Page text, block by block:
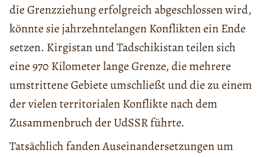
die Grenzziehung erfolgreich abgeschlossen wird,
könnte sie jahrzehntelangen Konflikten ein Ende
setzen. Kirgistan und Tadschikistan teilen sich
eine 970 Kilometer lange Grenze, die mehrere
umstrittene Gebiete umschließt und die zu einem
der vielen territorialen Konflikte nach dem
Zusammenbruch der UdSSR führte.
Tatsächlich fanden Auseinandersetzungen um